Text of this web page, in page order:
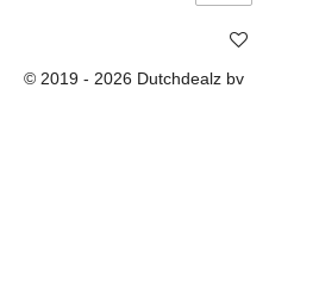
Bekijk details
© 2019 - 2026 Dutchdealz bv